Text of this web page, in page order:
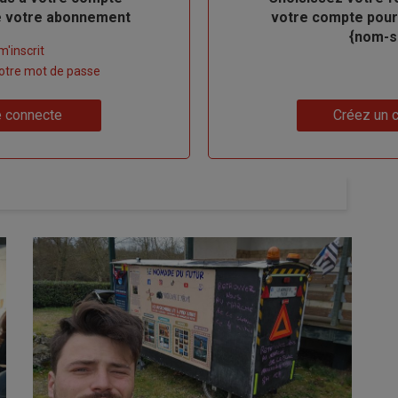
abonnement
mot de passe
connecte
votre compte
{nom-
Créez un